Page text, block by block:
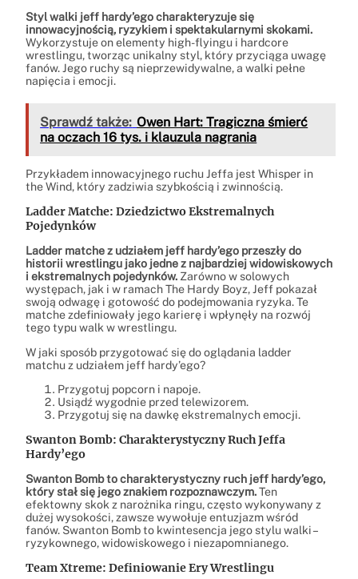
Styl walki jeff hardy’ego charakteryzuje się
innowacyjnością, ryzykiem i spektakularnymi skokami.
Wykorzystuje on elementy high-flyingu i hardcore
wrestlingu, tworząc unikalny styl, który przyciąga uwagę
fanów. Jego ruchy są nieprzewidywalne, a walki pełne
napięcia i emocji.
Sprawdź także: Owen Hart: Tragiczna śmierć
na oczach 16 tys. i klauzula nagrania
Przykładem innowacyjnego ruchu Jeffa jest Whisper in
the Wind, który zadziwia szybkością i zwinnością.
Ladder Matche: Dziedzictwo Ekstremalnych
Pojedynków
Ladder matche z udziałem jeff hardy’ego przeszły do
historii wrestlingu jako jedne z najbardziej widowiskowych
i ekstremalnych pojedynków. Zarówno w solowych
występach, jak i w ramach The Hardy Boyz, Jeff pokazał
swoją odwagę i gotowość do podejmowania ryzyka. Te
matche zdefiniowały jego karierę i wpłynęły na rozwój
tego typu walk w wrestlingu.
W jaki sposób przygotować się do oglądania ladder
matchu z udziałem jeff hardy’ego?
Przygotuj popcorn i napoje.
Usiądź wygodnie przed telewizorem.
Przygotuj się na dawkę ekstremalnych emocji.
Swanton Bomb: Charakterystyczny Ruch Jeffa
Hardy’ego
Swanton Bomb to charakterystyczny ruch jeff hardy’ego,
który stał się jego znakiem rozpoznawczym.Ten
efektowny skok z narożnika ringu, często wykonywany z
dużej wysokości, zawsze wywołuje entuzjazm wśród
fanów. Swanton Bomb to kwintesencja jego stylu walki –
ryzykownego, widowiskowego i niezapomnianego.
Team Xtreme: Definiowanie Ery Wrestlingu